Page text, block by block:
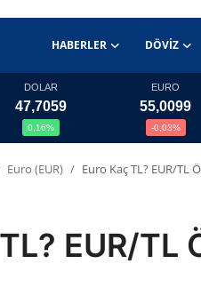
HABERLER DÖVIZ
DOLAR
47,7059
0,16%
EURO
55,0099
-0,03%
Euro (EUR) Euro Kaç TL? EUR/TL
EUR/TL